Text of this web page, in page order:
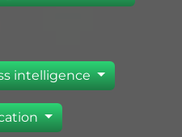
intelligence